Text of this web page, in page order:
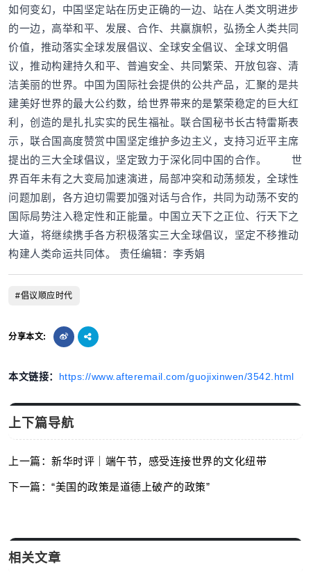
如何变幻，中国坚定站在历史正确的一边、站在人类文明进步
的一边，高举和平、发展、合作、共赢旗帜，弘扬全人类共同
价值，推动落实全球发展倡议、全球安全倡议、全球文明倡
议，推动构建持久和平、普遍安全、共同繁荣、开放包容、清
洁美丽的世界。中国为国际社会提供的公共产品，汇聚的是共
建美好世界的最大公约数，给世界带来的是繁荣稳定的巨大红
利，创造的是扎扎实实的民生福祉。联合国秘书长古特雷斯表
示，联合国高度赞赏中国坚定维护多边主义，支持习近平主席
提出的三大全球倡议，坚定致力于深化同中国的合作。 世
界百年未有之大变局加速演进，局部冲突和动荡频发，全球性
问题加剧，各方迫切需要加强对话与合作，共同为动荡不安的
国际局势注入稳定性和正能量。中国立天下之正位、行天下之
大道，将继续携手各方积极落实三大全球倡议，坚定不移推动
构建人类命运共同体。 责任编辑：李秀娟
#倡议顺应时代
分享本文:
本文链接： https://www.afteremail.com/guojixinwen/3542.html
上下篇导航
上一篇：新华时评｜端午节，感受连接世界的文化纽带
下一篇：“美国的政策是道德上破产的政策”
相关文章